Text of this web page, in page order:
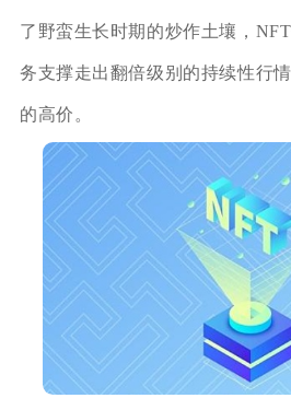
了野蛮生长时期的炒作土壤，
务支撑走出翻倍级别的持续性行
的高价。